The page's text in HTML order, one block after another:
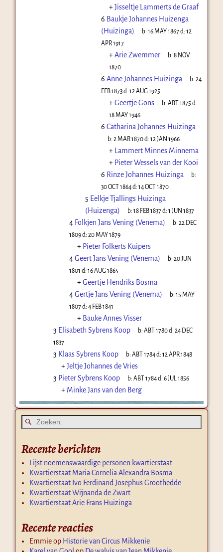
+Jisseltje Lammerts de Graaf
6 Baukje Johannes Huizenga
(Huizinga)
b:16 MAY 1867d:12
APR 1917
+Arie Zwemmer b:8 NOV
1870
6 Anne Johannes Huizinga b:24
FEB 1873d: 12 AUG 1925
+Geertje Gons b:ABT 1875 d:
18 MAY 1946
6 Catharina Johannes Huizinga
b:2 MAR 1870d:12 JAN 1966
+ Lammert Minnes Minnema
+ Pieter Wessels van der Kooi
6 Rinze Johannes Huizinga
b:
30 OCT 1864d: 14 OCT 1870
5 Eelkje Tjallings Huizinga
(Huizenga)
b:18 FEB 1837d:1 JUN 1837
4 Folkjen Jans Vening (Venema) b:22 DEC
1809d: 20 MAY 1879
+ Pieter Folkerts Kuipers
4Geert Jans Vening (Venema) b:20 JUN
1801 d: 16 AUG 1865
+Geertje Hendriks Bosma
4Gertje Jans Vening (Venema) b:15 MAY
1807d: 4 FEB 1841
+ Bauke Annes Visser
3 Elisabeth Sybrens Koop b:ABT 1780d:24 DEC
1837
3 Klaas Sybrens Koop b:ABT 1784d:12 APR 1848
+Jeltje Johannes de Vries
3 Pieter Sybrens Koop b:ABT 1784d:6 JUL 1856
+ Minke Jans van den Berg
Recente berichten
Lijst noemenswaardige personen kwartierstaat
Kwartierstaat Maria Cornelia Alexandra Bosma
Kwartierstaat Ivo Ferdinand Josephus Groothedde
Kwartierstaat Wijnanda de Zwart
Kwartierstaat Arie Frans Huizinga
Recente reacties
Emmieop Historie van Circus Mikkenie